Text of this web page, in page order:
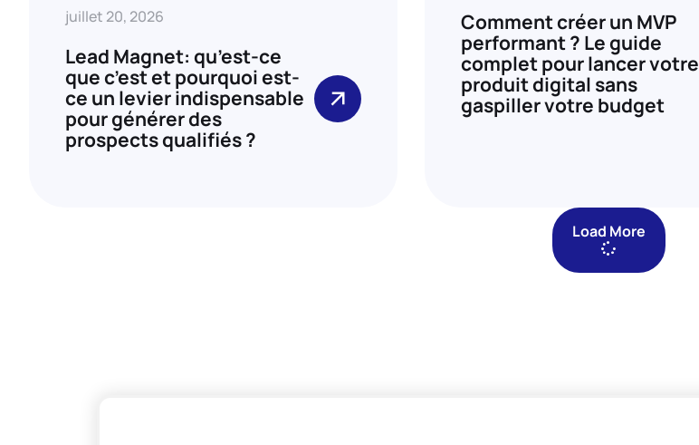
juillet 20, 2026
Lead Magnet: qu’est-ce
que c’est et pourquoi est-
ce un levier indispensable
pour générer des
prospects qualifiés ?
Comment créer un MVP
performant ? Le guide
complet pour lancer votre
produit digital sans
gaspiller votre budget
Load More